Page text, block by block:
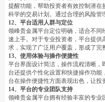
提醒功能，帮助投资者有效控制潜
科学的交易计划。通过合理的风险管
12、平台适用人群与定位
领峰贵金属平台定位明确，适合不
速上手。对于专业投资者，平台提
求，实现了广泛用户覆盖，形成了完
13、使用体验与操作便捷性
平台界面设计简洁，操作流程清晰
台还提供个性化设置和快捷操作功
台在操作便捷性方面表现出色，让投
14、平台的专业团队支持
领峰贵金属平台拥有经验丰富的专